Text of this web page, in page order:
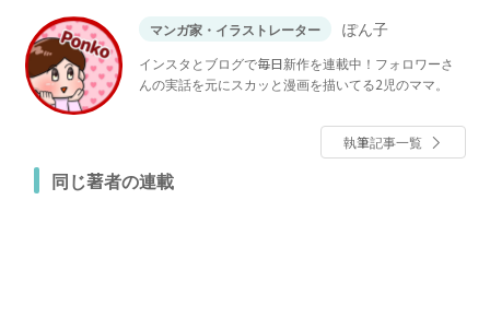
マンガ家・イラストレーター ぽん子
インスタとブログで毎日新作を連載中！フォロワーさ
んの実話を元にスカッと漫画を描いてる2児のママ。
執筆記事一覧
同じ著者の連載